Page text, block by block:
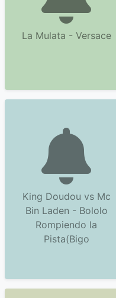
La Mulata - Versace
King Doudou vs Mc
Bin Laden - Bololo
Rompiendo la
Pista(Bigo